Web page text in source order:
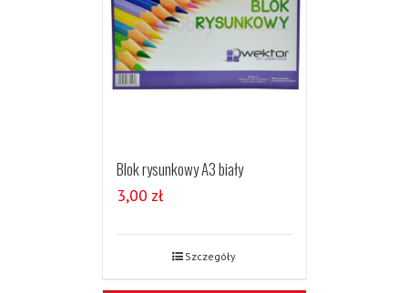
Blok rysunkowy A3 biały
3,00 zł
Szczegóły